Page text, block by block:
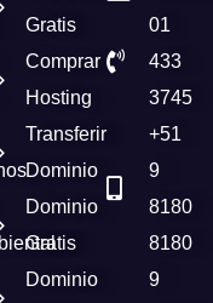
Gratis
Comprar
Hosting
Transferir
Dominio
Dominio
Gratis
Dominio
01
433
3745
+51
9
8180
8180
9